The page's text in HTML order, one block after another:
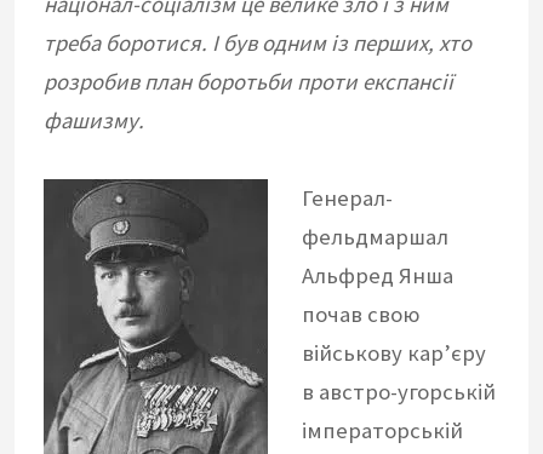
треба боротися. І був одним із перших, хто
розробив план боротьби проти експансії
фашизму.
Генерал-
фельдмаршал
Альфред Янша
почав свою
військову кар’єру
в австро-угорській
імператорській